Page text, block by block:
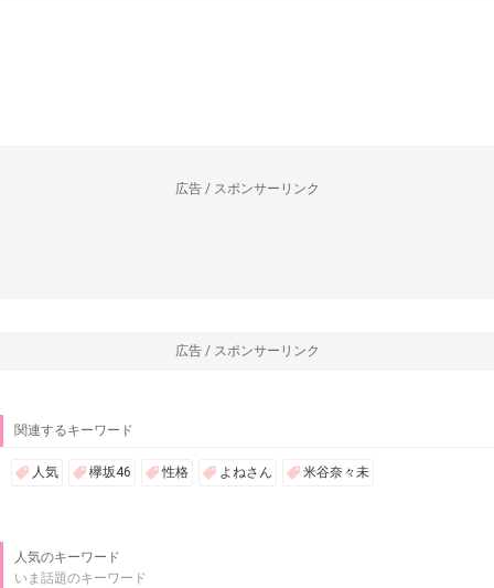
広告 / スポンサーリンク
広告 / スポンサーリンク
関連するキーワード
人気 欅坂46 性格 よねさん 米谷奈々未
人気のキーワード
いま話題のキーワード